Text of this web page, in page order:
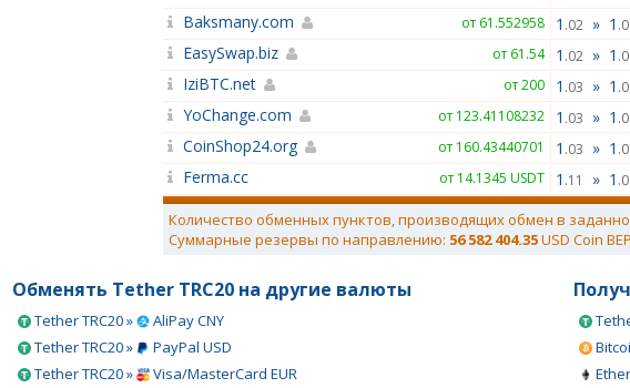
Baksmany.com
от 61.552958 1 .02 » 1
EasySwap.biz
от 61.54 1 .02 » 1
IziBTC.net
от 200 1 .03 » 1
YoChange.com
от 123.41108232 1 .03 » 1
CoinShop24.org
от 160.43440701 1 .03 » 1
Ferma.cc
от 14.1345 USDT 1 .11 » 1
Количество обменных пунктов, производящих обмен в
Суммарные резервы по направлению: 56 582 404.35USD Coin
Обменять Tether TRC20 на другие валюты
Tether TRC20 »
AliPay CNY
Tether TRC20 »
PayPal USD
Tether TRC20 »
Visa/MasterCard EUR